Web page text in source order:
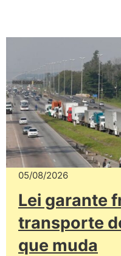
05/08/2026
Lei garante
transporte
que muda